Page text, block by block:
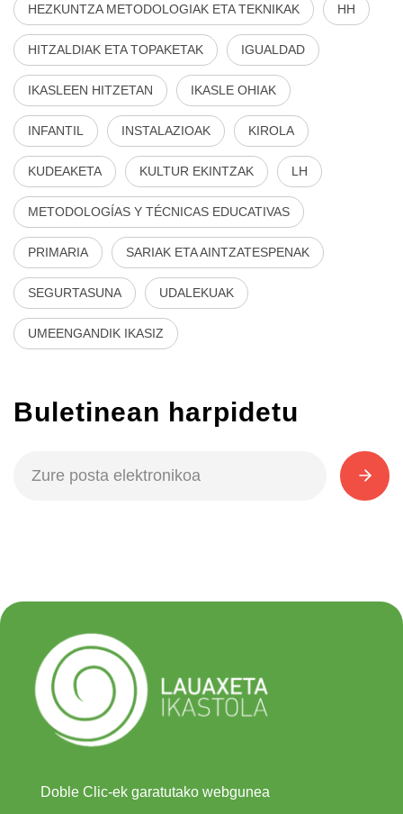
HEZKUNTZA METODOLOGIAK ETA TEKNIKAK HH
HITZALDIAK ETA TOPAKETAK IGUALDAD
IKASLEEN HITZETAN IKASLE OHIAK
INFANTIL INSTALAZIOAK KIROLA
KUDEAKETA KULTUR EKINTZAK LH
METODOLOGÍAS Y TÉCNICAS EDUCATIVAS
PRIMARIA SARIAK ETA AINTZATESPENAK
SEGURTASUNA UDALEKUAK
UMEENGANDIK IKASIZ
Buletinean harpidetu
Doble Clic-ek garatutako webgunea